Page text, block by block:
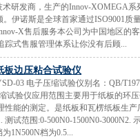
研发商，生产的Innov-XOMEGA
。伊诺斯是全球首家通过ISO9001
X售后服务本公司为中国地区的
踪式售服管理体系让你没有后顾...
板边压粘合试验仪
03 电子压缩试验仪别名：QB/
试验仪应用范围主要用于纸板的环
性能的测定。是纸板和瓦楞纸板生
试范围:0-500N0-1500N0-3000N2.
1N500N档为0.5...